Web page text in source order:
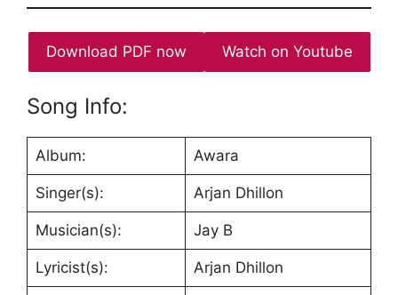
Download PDF now Watch on Youtube
Song Info:
Album: Awara
Singer(s): Arjan Dhillon
Musician(s): Jay B
Lyricist(s): Arjan Dhillon